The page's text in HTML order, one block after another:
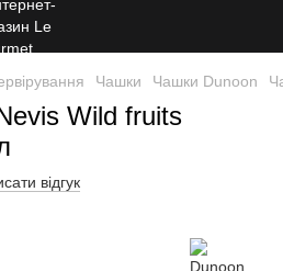
Чашки Чашки Dunoon
Wild fruits
відгук